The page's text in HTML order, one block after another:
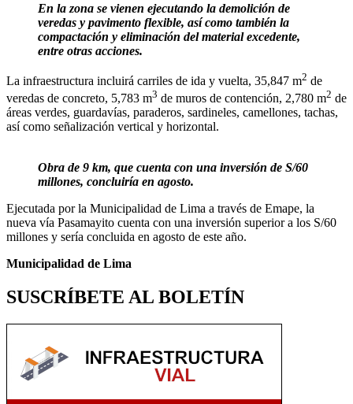
En la zona se vienen ejecutando la demolición de
veredas y pavimento flexible, así como también la
compactación y eliminación del material excedente,
entre otras acciones.
La infraestructura incluirá carriles de ida y vuelta, 35,847 m2 de
veredas de concreto, 5,783 m3 de muros de contención, 2,780 m2 de
áreas verdes, guardavías, paraderos, sardineles, camellones, tachas,
así como señalización vertical y horizontal.
Obra de 9 km, que cuenta con una inversión de S/60
millones, concluiría en agosto.
Ejecutada por la Municipalidad de Lima a través de Emape, la
nueva vía Pasamayito cuenta con una inversión superior a los S/60
millones y sería concluida en agosto de este año.
Municipalidad de Lima
SUSCRÍBETE AL BOLETÍN